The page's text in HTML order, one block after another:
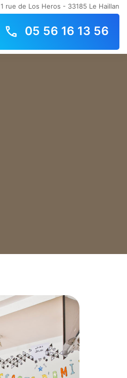
1 rue de Los Heros - 33185 Le Haillan
05 56 16 13 56